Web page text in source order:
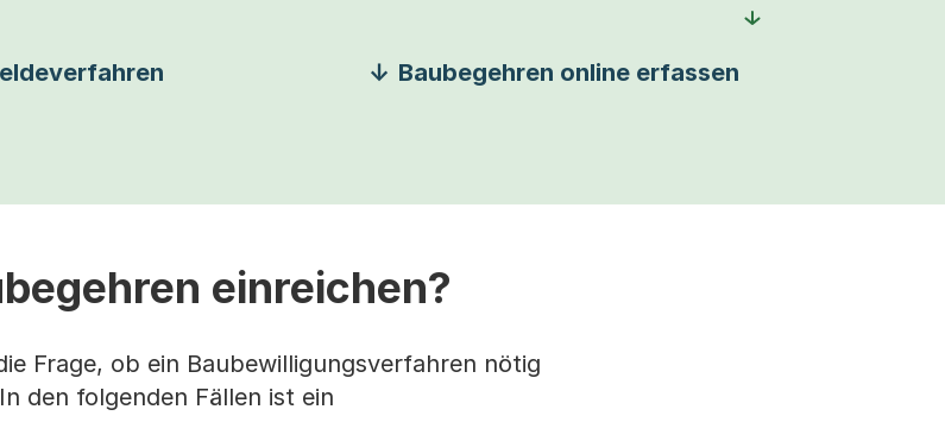
Baubegehren online erfassen
einreichen?
Frage, ob ein Baubewilligungsverfahren nötig
den folgenden Fällen ist ein